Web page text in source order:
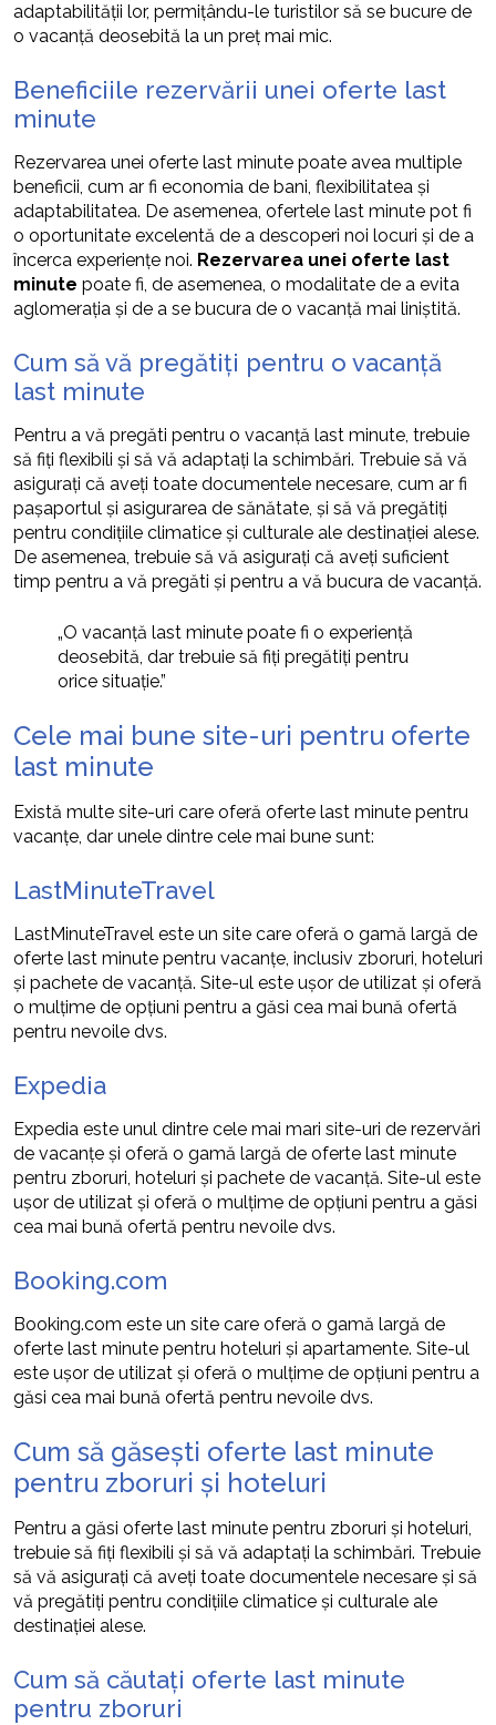
adaptabilității lor, permițându-le turistilor să se bucure de
o vacanță deosebită la un preț mai mic.
Beneficiile rezervării unei oferte last
minute
Rezervarea unei oferte last minute poate avea multiple
beneficii, cum ar fi economia de bani, flexibilitatea și
adaptabilitatea. De asemenea, ofertele last minute pot fi
o oportunitate excelentă de a descoperi noi locuri și de a
încerca experiențe noi. Rezervarea unei oferte last
minute poate fi, de asemenea, o modalitate de a evita
aglomerația și de a se bucura de o vacanță mai liniștită.
Cum să vă pregătiți pentru o vacanță
last minute
Pentru a vă pregăti pentru o vacanță last minute, trebuie
să fiți flexibili și să vă adaptați la schimbări. Trebuie să vă
asigurați că aveți toate documentele necesare, cum ar fi
pașaportul și asigurarea de sănătate, și să vă pregătiți
pentru condițiile climatice și culturale ale destinației alese.
De asemenea, trebuie să vă asigurați că aveți suficient
timp pentru a vă pregăti și pentru a vă bucura de vacanță.
„O vacanță last minute poate fi o experiență
deosebită, dar trebuie să fiți pregătiți pentru
orice situație.”
Cele mai bune site-uri pentru oferte
last minute
Există multe site-uri care oferă oferte last minute pentru
vacanțe, dar unele dintre cele mai bune sunt:
LastMinuteTravel
LastMinuteTravel este un site care oferă o gamă largă de
oferte last minute pentru vacanțe, inclusiv zboruri, hoteluri
și pachete de vacanță. Site-ul este ușor de utilizat și oferă
o mulțime de opțiuni pentru a găsi cea mai bună ofertă
pentru nevoile dvs.
Expedia
Expedia este unul dintre cele mai mari site-uri de rezervări
de vacanțe și oferă o gamă largă de oferte last minute
pentru zboruri, hoteluri și pachete de vacanță. Site-ul este
ușor de utilizat și oferă o mulțime de opțiuni pentru a găsi
cea mai bună ofertă pentru nevoile dvs.
Booking.com
Booking.com este un site care oferă o gamă largă de
oferte last minute pentru hoteluri și apartamente. Site-ul
este ușor de utilizat și oferă o mulțime de opțiuni pentru a
găsi cea mai bună ofertă pentru nevoile dvs.
Cum să găsești oferte last minute
pentru zboruri și hoteluri
Pentru a găsi oferte last minute pentru zboruri și hoteluri,
trebuie să fiți flexibili și să vă adaptați la schimbări. Trebuie
să vă asigurați că aveți toate documentele necesare și să
vă pregătiți pentru condițiile climatice și culturale ale
destinației alese.
Cum să căutați oferte last minute
pentru zboruri